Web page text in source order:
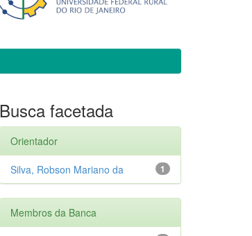
Busca facetada
Orientador
1
Silva, Robson Mariano da
Membros da Banca